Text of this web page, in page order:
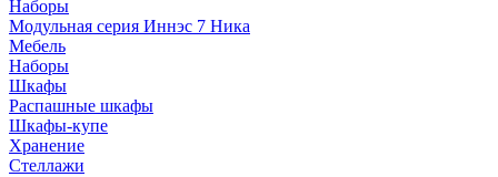
Наборы
Модульная серия Иннэс 7 Ника
Мебель
Наборы
Шкафы
Распашные шкафы
Шкафы-купе
Хранение
Стеллажи